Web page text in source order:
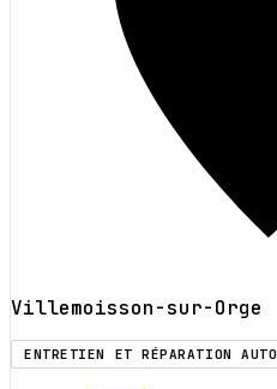
Villemoisson-sur-Orge
ENTRETIEN ET RÉPARATION AUTO